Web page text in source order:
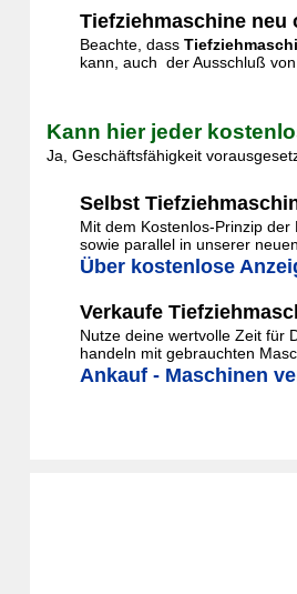
Tiefziehmaschine neu
Beachte, dass
kann, auch der Ausschluß
Kann hier jeder
Ja, Geschäftsfähigkeit
Selbst
Mit dem Kostenlos-Prinzip
sowie parallel in unserer
Über kostenlose
Verkaufe
Nutze deine wertvolle Zeit für
handeln mit gebrauchten
Ankauf - Maschinen